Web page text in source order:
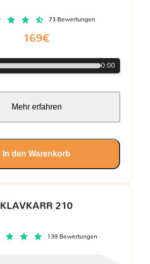
KLAVKARR 210
139 Bewertungen
73 Bewertungen
169€
0:00
Mehr erfahren
In den Warenkorb